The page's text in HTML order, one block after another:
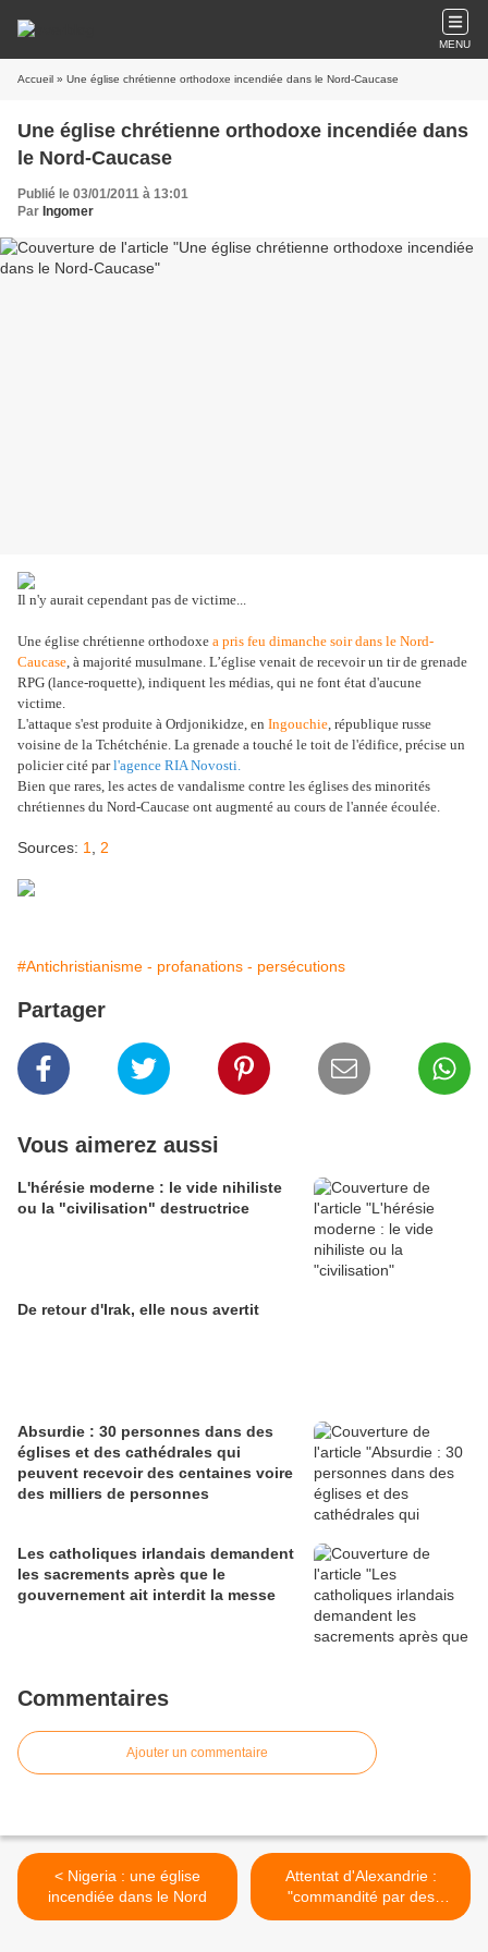
MENU
Accueil » Une église chrétienne orthodoxe incendiée dans le Nord-Caucase
Une église chrétienne orthodoxe incendiée dans
le Nord-Caucase
Publié le 03/01/2011 à 13:01
Par Ingomer
Il n'y aurait cependant pas de victime...
Une église chrétienne orthodoxe a pris feu dimanche soir dans le Nord-
Caucase, à majorité musulmane. L’église venait de recevoir un tir de grenade
RPG (lance-roquette), indiquent les médias, qui ne font état d'aucune
victime.
L'attaque s'est produite à Ordjonikidze, en Ingouchie, république russe
voisine de la Tchétchénie. La grenade a touché le toit de l'édifice, précise un
policier cité parl'agence RIA Novosti.
Bien que rares, les actes de vandalisme contre les églises des minorités
chrétiennes du Nord-Caucase ont augmenté au cours de l'année écoulée.
Sources: 1 2
#Antichristianisme - profanations - persécutions
Partager
Vous aimerez aussi
L'hérésie moderne : le vide nihiliste
ou la "civilisation" destructrice
De retour d'Irak, elle nous avertit
Absurdie : 30 personnes dans des
églises et des cathédrales qui
peuvent recevoir des centaines voire
des milliers de personnes
Les catholiques irlandais demandent
les sacrements après que le
gouvernement ait interdit la messe
Commentaires
Ajouter un commentaire
< Nigeria : une église
incendiée dans le Nord
Attentat d'Alexandrie :
"commandité par des
éléments étrangers" >